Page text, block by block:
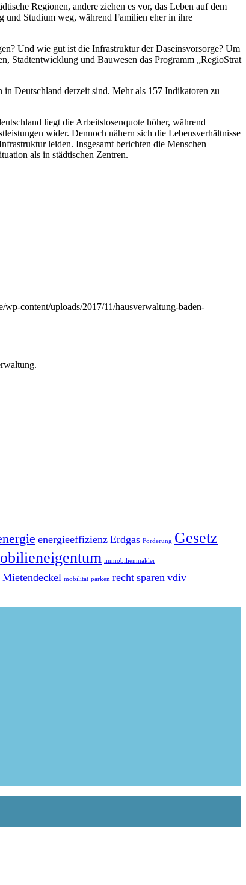
Regionen, andere ziehen es vor, das Leben auf dem
und Studium weg, während Familien eher in ihre
Und wie gut ist die Infrastruktur der Daseinsvorsorge? Um
Stadtentwicklung und Bauwesen das Programm „RegioStrat
Deutschland derzeit sind. Mehr als 157 Indikatoren zu
liegt die Arbeitslosenquote höher, während
wider. Dennoch nähern sich die Lebensverhältnisse
leiden. Insgesamt berichten die Menschen
als in städtischen Zentren.
wp-content/uploads/2017/11/hausverwaltung-baden-
energieeffizienz Erdgas Förderung Gesetz
immobilienmakler
Mietendeckel mobilität parken recht sparen vdiv